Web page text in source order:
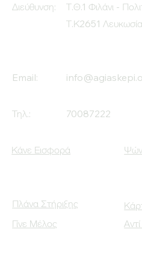
Διεύθυνση:
Τ.Θ.1 Φιλάνι -
Τ.Κ2651
Email:
Τηλ.: 70087222
Κάνε Εισφορά
Πλάνα Στήριξης
Γίνε Μέλος